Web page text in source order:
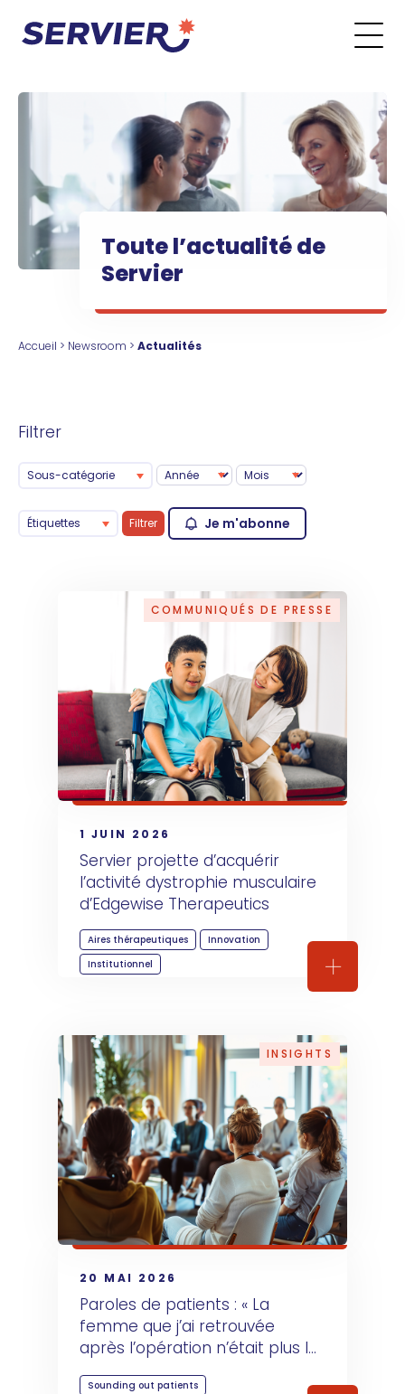
Toute l’actualité de
Servier
Accueil > Newsroom > Actualités
Filtrer
Sous-catégorie
Étiquettes Filtrer Je m'abonne
COMMUNIQUÉS DE PRESSE
1 JUIN 2026
Servier projette d’acquérir
l’activité dystrophie musculaire
d’Edgewise Therapeutics
Aires thérapeutiques
Innovation
Institutionnel
Servier
INSIGHTS
20 MAI 2026
Paroles de patients : « La
femme que j’ai retrouvée
après l’opération n’était plus la
même »
Sounding out patients